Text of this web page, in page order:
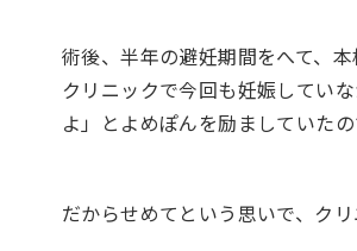
術後、半年の避妊期間をへて、
クリニックで今回も妊娠してい
よ」とよめぽんを励ましていた
だからせめてという思いで、ク